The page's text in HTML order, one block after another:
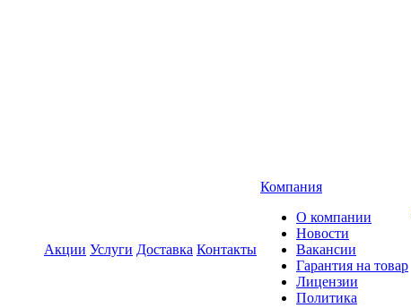
Акции Услуги Доставка Контакты
Компания
О компании
Новости
Вакансии
Гарантия на товар
Лицензии
Политика